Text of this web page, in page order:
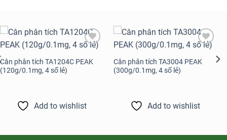
Add to
wishlist
Cân phân tích TA1204C PEAK
(120g/0.1mg, 4 số lẻ)
Add to wishlist
Add to
wishlist
Cân phân tích TA3004 PEAK
(300g/0.1mg, 4 số lẻ)
Add to wishlist